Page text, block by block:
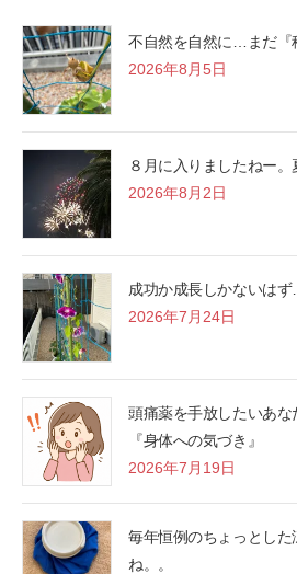
不自然を自然に…まだ『
2026年8月5日
８月に入りましたねー。
2026年8月2日
成功か成長しかないは
2026年7月24日
頭痛薬を手放したいあ
『身体への気づき』
2026年7月19日
毎年恒例のちょっとし
ね。。